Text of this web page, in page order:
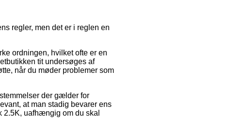
regler, men det er i reglen en
ordningen, hvilket ofte er en
tit undersøges af
når du møder problemer som
der gælder for
at man stadig bevarer ens
2.5K, uafhængig om du skal